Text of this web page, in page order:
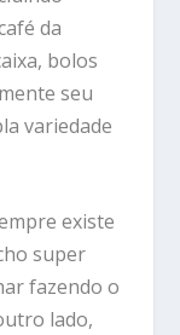
da
bolos
seu
variedade
existe
super
fazendo o
lado,